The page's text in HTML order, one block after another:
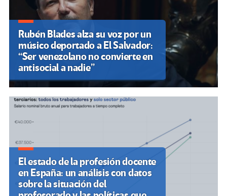
Rubén Blades alza su voz por un
músico deportado a El Salvador:
“Ser venezolano no convierte en
antisocial a nadie”
El estado de la profesión docente
en España: un análisis con datos
sobre la situación del